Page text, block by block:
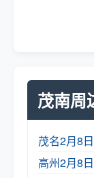
茂南周
茂名2月8
高州2月8